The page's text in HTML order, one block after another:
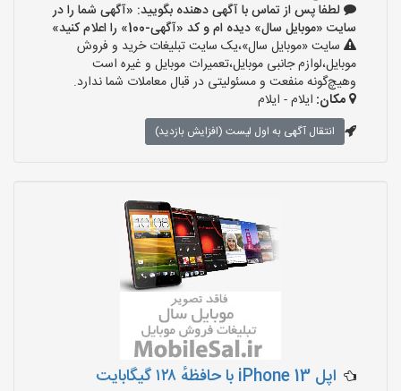
لطفا پس از تماس با آگهی دهنده بگویید: «آگهی شما را در
سایت «موبایل سال» دیده ام و کد «آگهی-100» را اعلام کنید»
سایت «موبایل سال»،یک سایت تبلیغات خرید و فروش
موبایل،لوازم جانبی موبایل،تعمیرات موبایل و غیره است
وهیچ‌گونه منفعت و مسئولیتی در قبال معاملات شما ندارد.
مکان: ایلام - ایلام
انتقال آگهی به اول لیست (افزایش بازدید)
اپل iPhone 13 با حافظهٔ ۱۲۸ گیگابایت